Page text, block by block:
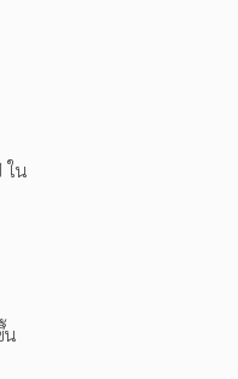
ใน
น